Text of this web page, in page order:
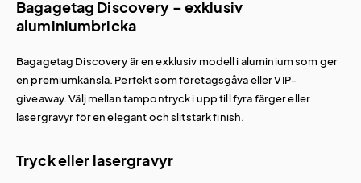
Bagagetag Discovery – exklusiv
aluminiumbricka
Bagagetag Discovery är en exklusiv modell i aluminium som ger
en premiumkänsla. Perfekt som företagsgåva eller VIP-
giveaway. Välj mellan tampontryck i upp till fyra färger eller
lasergravyr för en elegant och slitstark finish.
Tryck eller lasergravyr